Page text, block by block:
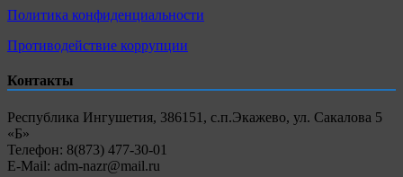
Политика конфиденциальности
Противодействие коррупции
Контакты
Республика Ингушетия, 386151, с.п.Экажево, ул. Сакалова 5
«Б»
Телефон: 8(873) 477-30-01
E-Mail: adm-nazr@mail.ru